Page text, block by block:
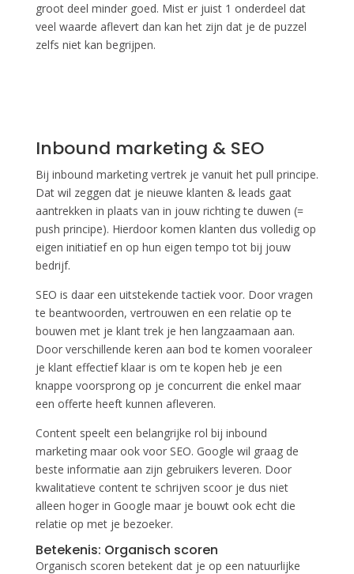
groot deel minder goed. Mist er juist 1 onderdeel dat
veel waarde aflevert dan kan het zijn dat je de puzzel
zelfs niet kan begrijpen.
Inbound marketing & SEO
Bij inbound marketing vertrek je vanuit het pull principe.
Dat wil zeggen dat je nieuwe klanten & leads gaat
aantrekken in plaats van in jouw richting te duwen (=
push principe). Hierdoor komen klanten dus volledig op
eigen initiatief en op hun eigen tempo tot bij jouw
bedrijf.
SEO is daar een uitstekende tactiek voor. Door vragen
te beantwoorden, vertrouwen en een relatie op te
bouwen met je klant trek je hen langzaamaan aan.
Door verschillende keren aan bod te komen vooraleer
je klant effectief klaar is om te kopen heb je een
knappe voorsprong op je concurrent die enkel maar
een offerte heeft kunnen afleveren.
Content speelt een belangrijke rol bij inbound
marketing maar ook voor SEO. Google wil graag de
beste informatie aan zijn gebruikers leveren. Door
kwalitatieve content te schrijven scoor je dus niet
alleen hoger in Google maar je bouwt ook echt die
relatie op met je bezoeker.
Betekenis: Organisch scoren
Organisch scoren betekent dat je op een natuurlijke